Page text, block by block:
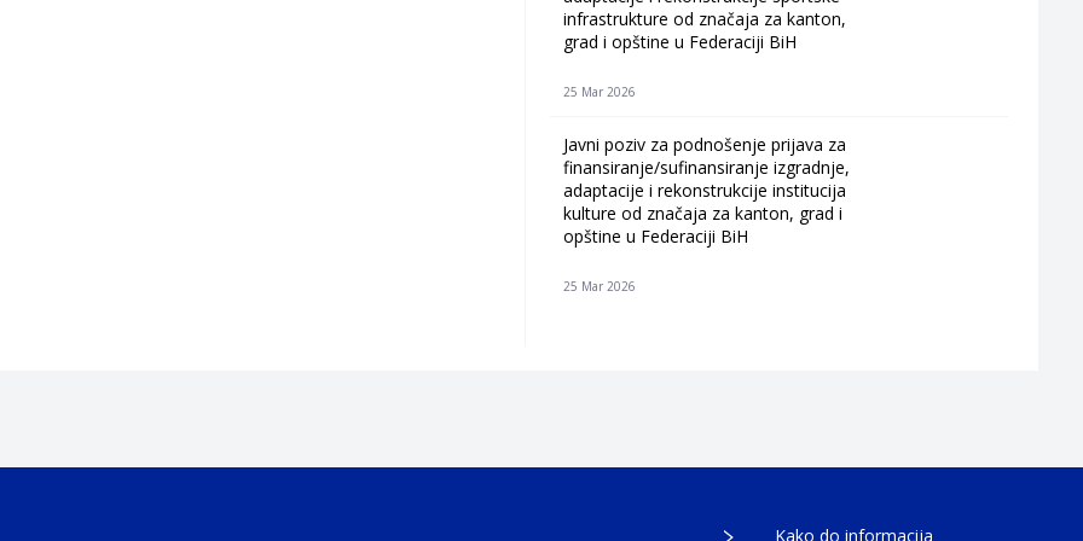
infrastrukture od značaja za kanton,
grad i opštine u Federaciji BiH
25 Mar 2026
Javni poziv za podnošenje prijava za
finansiranje/sufinansiranje izgradnje,
adaptacije i rekonstrukcije institucija
kulture od značaja za kanton, grad i
opštine u Federaciji BiH
25 Mar 2026
Kako do informacija